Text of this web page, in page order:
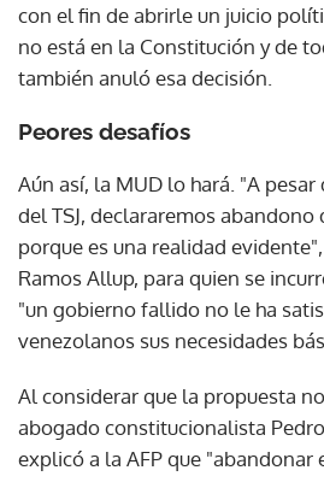
con el fin de abrirle un juicio
no está en la Constitución y de
también anuló esa decisión.
Peores desafíos
Aún así, la MUD lo hará. "A
del TSJ, declararemos abandono
porque es una realidad
Ramos Allup, para quien se
"un gobierno fallido no le ha
venezolanos sus necesidades
Al considerar que la propuesta
abogado constitucionalista
explicó a la AFP que "abandonar